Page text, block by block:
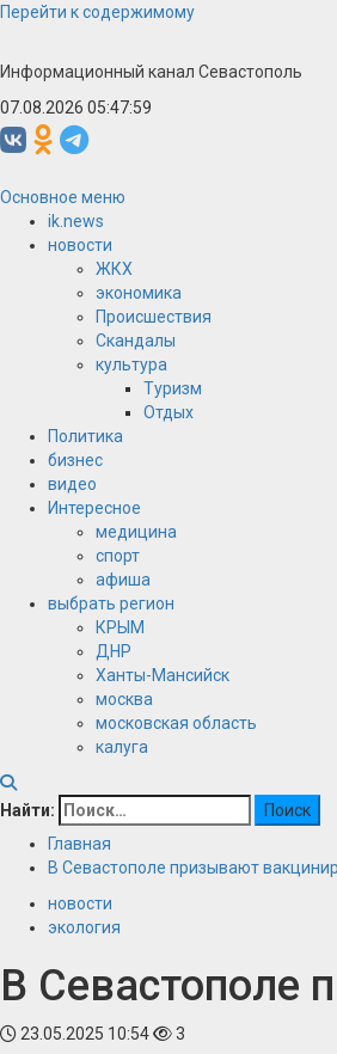
Перейти к содержимому
Информационный канал Севастополь
07.08.2026 05:47:59
Основное меню
ik.news
новости
ЖКХ
экономика
Происшествия
Скандалы
культура
Туризм
Отдых
Политика
бизнес
видео
Интересное
медицина
спорт
афиша
выбрать регион
КРЫМ
ДНР
Ханты-Мансийск
москва
московская область
калуга
Найти:
Главная
В Севастополе призывают
новости
экология
В Севастополе
23.05.2025 10:54 3